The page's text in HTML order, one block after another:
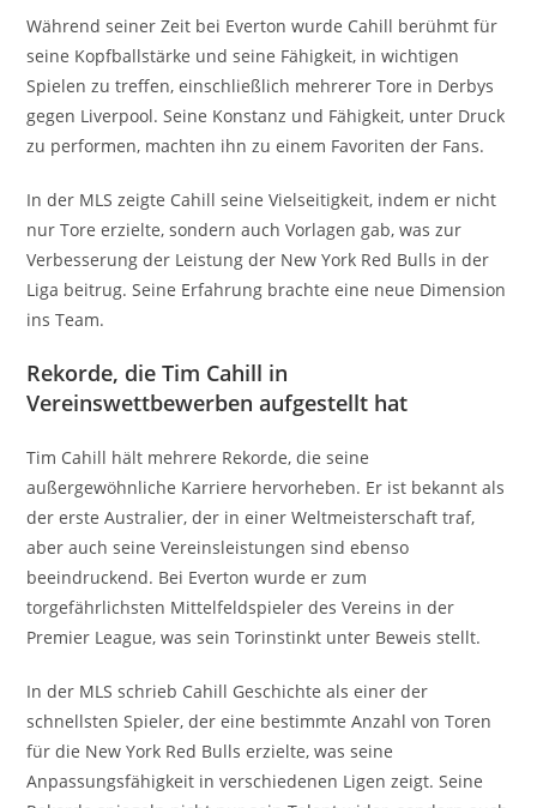
Während seiner Zeit bei Everton wurde Cahill berühmt für
seine Kopfballstärke und seine Fähigkeit, in wichtigen
Spielen zu treffen, einschließlich mehrerer Tore in Derbys
gegen Liverpool. Seine Konstanz und Fähigkeit, unter Druck
zu performen, machten ihn zu einem Favoriten der Fans.
In der MLS zeigte Cahill seine Vielseitigkeit, indem er nicht
nur Tore erzielte, sondern auch Vorlagen gab, was zur
Verbesserung der Leistung der New York Red Bulls in der
Liga beitrug. Seine Erfahrung brachte eine neue Dimension
ins Team.
Rekorde, die Tim Cahill in
Vereinswettbewerben aufgestellt hat
Tim Cahill hält mehrere Rekorde, die seine
außergewöhnliche Karriere hervorheben. Er ist bekannt als
der erste Australier, der in einer Weltmeisterschaft traf,
aber auch seine Vereinsleistungen sind ebenso
beeindruckend. Bei Everton wurde er zum
torgefährlichsten Mittelfeldspieler des Vereins in der
Premier League, was sein Torinstinkt unter Beweis stellt.
In der MLS schrieb Cahill Geschichte als einer der
schnellsten Spieler, der eine bestimmte Anzahl von Toren
für die New York Red Bulls erzielte, was seine
Anpassungsfähigkeit in verschiedenen Ligen zeigt. Seine